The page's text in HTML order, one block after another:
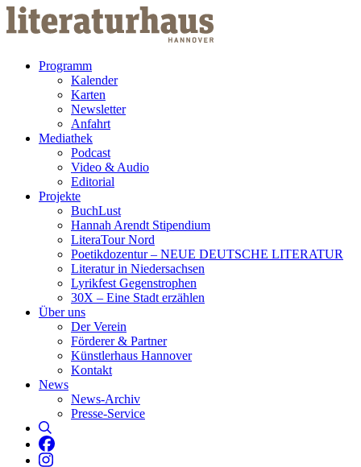
Weiter zum Inhalt
Programm
Kalender
Karten
Newsletter
Anfahrt
Mediathek
Podcast
Video & Audio
Editorial
Projekte
BuchLust
Hannah Arendt Stipendium
LiteraTour Nord
Poetikdozentur – NEUE DEUTSCHE LITERATUR
Literatur in Niedersachsen
Lyrikfest Gegenstrophen
30X – Eine Stadt erzählen
Über uns
Der Verein
Förderer & Partner
Künstlerhaus Hannover
Kontakt
News
News-Archiv
Presse-Service
Literaturhaus Hannover bei Facebook
Literaturhaus Hannover bei Instagram